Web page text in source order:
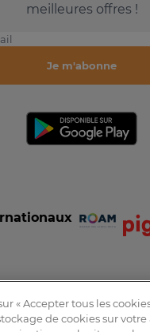
meilleures offres !
Je m'abonne
d'utilisation
Politique
réservés © 2016-2026
« Accepter tous les
de cookies sur